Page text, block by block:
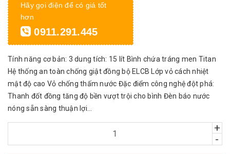
Hãy gọi điện để có giá tốt
hơn
0911.291.445
Tính năng cơ bản: 3 dung tích: 15 lít Bình chứa tráng men Titan
Hệ thống an toàn chống giật đồng bộ ELCB Lớp vỏ cách nhiệt
mật độ cao Vỏ chống thấm nước Đặc điểm công nghệ đột phá:
Thanh đốt đồng tăng độ bền vượt trội cho bình Đèn báo nước
nóng sẵn sàng thuận lợi...
+
-